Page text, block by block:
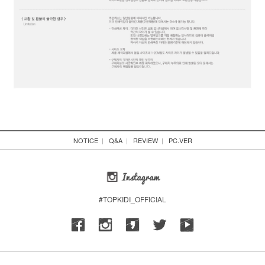
NOTICE| Q&A| REVIEW| PC.VER
#TOPKIDI_OFFICIAL